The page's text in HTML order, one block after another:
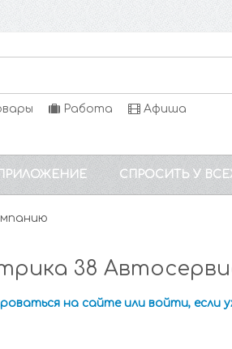
Работа Афиша
СПРОСИТЬ У
38
на сайте или войти, если